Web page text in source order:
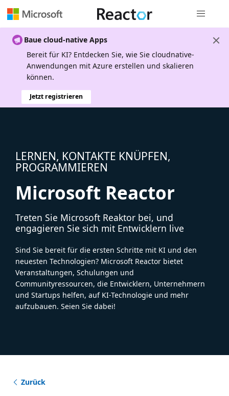
Baue cloud-native Apps
Bereit für KI? Entdecken Sie, wie Sie cloudnative-
Anwendungen mit Azure erstellen und skalieren
können.
Jetzt registrieren
LERNEN, KONTAKTE KNÜPFEN,
PROGRAMMIEREN
Microsoft Reactor
Treten Sie Microsoft Reaktor bei, und
engagieren Sie sich mit Entwicklern live
Sind Sie bereit für die ersten Schritte mit KI und den
neuesten Technologien? Microsoft Reactor bietet
Veranstaltungen, Schulungen und
Communityressourcen, die Entwicklern, Unternehmern
und Startups helfen, auf KI-Technologie und mehr
aufzubauen. Seien Sie dabei!
Zurück